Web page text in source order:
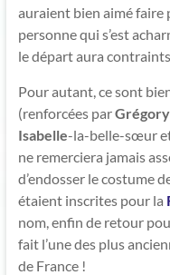
auraient bien aimé faire
personne qui s’est
le départ aura
Pour autant, ce sont
(renforcées parGrégory
Isabelle-la-belle-sœur
ne remerciera jamais
d’endosser le costume
étaient inscrites pour la
nom, enfin de retour
fait l’une des plus
de France !